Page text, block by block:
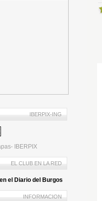
IBERPIX-ING
IBERPIX
EL CLUB EN LA RED
el Diario del Burgos
INFORMACION